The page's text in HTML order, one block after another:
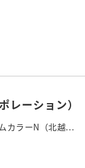
レーション）
カラーN（北越...